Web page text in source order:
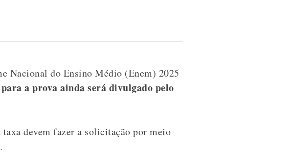
Nacional do Ensino Médio (Enem) 2025
a prova ainda será divulgado pelo
devem fazer a solicitação por meio
.